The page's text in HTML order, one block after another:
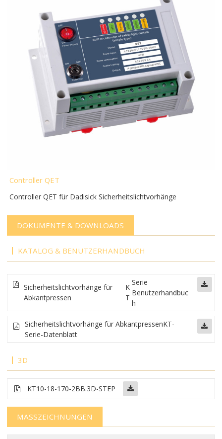
Controller QET
Controller QET für Dadisick Sicherheitslichtvorhänge
DOKUMENTE & DOWNLOADS
KATALOG & BENUTZERHANDBUCH
Sicherheitslichtvorhänge für
Abkantpressen
K
T
Serie
Benutzerhandbuc
h
Sicherheitslichtvorhänge für AbkantpressenKT-
Serie-Datenblatt
3D
KT10-18-170-2BB.3D-STEP
MASSZEICHNUNGEN